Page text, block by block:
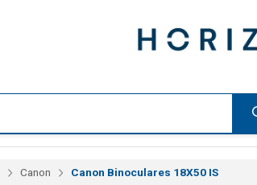
Canon Canon Binoculares 18X50 IS